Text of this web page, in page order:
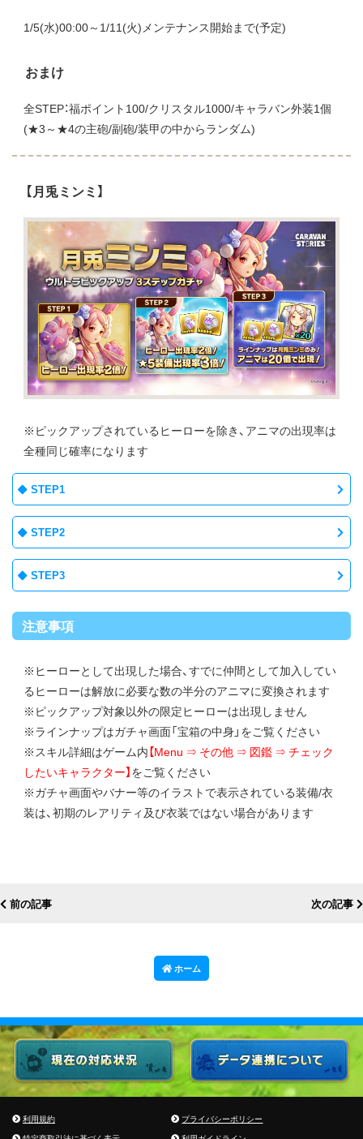
1/5(水)00:00～1/11(火)メンテナンス開始まで(予定)
おまけ
全STEP：福ポイント100/クリスタル1000/キャラバン外装1個
(★3～★4の主砲/副砲/装甲の中からランダム)
【月兎ミンミ】
※ピックアップされているヒーローを除き、アニマの出現率は
全種同じ確率になります
STEP1
STEP2
STEP3
注意事項
※ヒーローとして出現した場合、すでに仲間として加入してい
るヒーローは解放に必要な数の半分のアニマに変換されます
※ピックアップ対象以外の限定ヒーローは出現しません
※ラインナップはガチャ画面「宝箱の中身」をご覧ください
※スキル詳細はゲーム内【Menu ⇒ その他 ⇒ 図鑑 ⇒ チェック
したいキャラクター】をご覧ください
※ガチャ画面やバナー等のイラストで表示されている装備/衣
装は、初期のレアリティ及び衣装ではない場合があります
前の記事 次の記事
ホーム
利用規約
プライバシーポリシー